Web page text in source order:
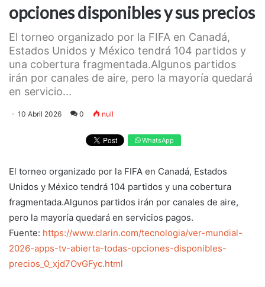
opciones disponibles y sus precios
El torneo organizado por la FIFA en Canadá,
Estados Unidos y México tendrá 104 partidos y
una cobertura fragmentada.Algunos partidos
irán por canales de aire, pero la mayoría quedará
en servicio...
10 Abril 2026 0 null
WhatsApp
El torneo organizado por la FIFA en Canadá, Estados
Unidos y México tendrá 104 partidos y una cobertura
fragmentada.Algunos partidos irán por canales de aire,
pero la mayoría quedará en servicios pagos.
Fuente: https://www.clarin.com/tecnologia/ver-mundial-
2026-apps-tv-abierta-todas-opciones-disponibles-
precios_0_xjd7OvGFyc.html